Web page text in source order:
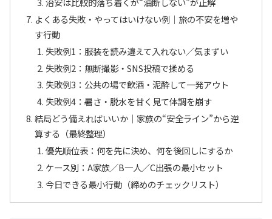
よくある失敗・やってはいけない例｜旅の不安を増や
す行動
失敗例1：服装を読み違えて入れない／気まずい
失敗例2：無断撮影・SNS投稿で揉める
失敗例3：公共の場で飲酒・泥酔して一発アウト
失敗例4：暑さ・脱水を甘く見て体調を崩す
結局どう備えればいいか｜家族の“安全ライン”から逆
算する（最終整理）
優先順位表：何を先に決め、何を後回しにするか
ケース別：A家族／B一人／C出張の最小セット
今日できる最小行動（締めのチェックリスト）